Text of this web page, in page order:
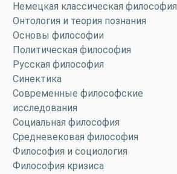
Немецкая классическая философия
Онтология и теория познания
Основы философии
Политическая философия
Русская философия
Синектика
Современные философские
исследования
Социальная философия
Средневековая философия
Философия и социология
Философия кризиса